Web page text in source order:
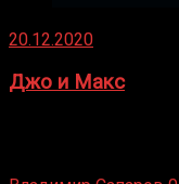
20.12.2020
Джо и Макс